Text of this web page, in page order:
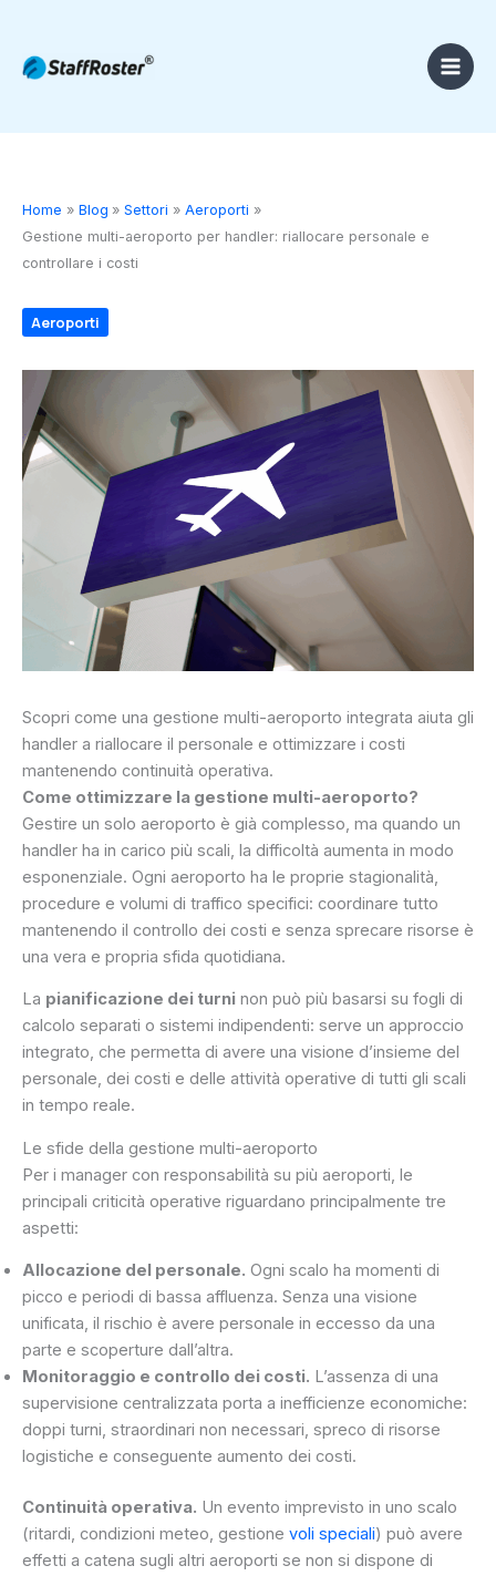
contenuto
Home Blog Settori
Aeroporti
Gestione multi-aeroporto per handler: riallocare personale e
controllare i costi
Aeroporti
Scopri come una gestione multi-aeroporto integrata aiuta gli
handler a riallocare il personale e ottimizzare i costi
mantenendo continuità operativa.
Come ottimizzare la gestione multi-aeroporto?
Gestire un solo aeroporto è già complesso, ma quando un
handler ha in carico più scali, la difficoltà aumenta in modo
esponenziale. Ogni aeroporto ha le proprie stagionalità,
procedure e volumi di traffico specifici: coordinare tutto
mantenendo il controllo dei costi e senza sprecare risorse è
una vera e propria sfida quotidiana.
La pianificazione dei turni non può più basarsi su fogli di
calcolo separati o sistemi indipendenti: serve un approccio
integrato, che permetta di avere una visione d’insieme del
personale, dei costi e delle attività operative di tutti gli scali
in tempo reale.
Le sfide della gestione multi-aeroporto
Per i manager con responsabilità su più aeroporti, le
principali criticità operative riguardano principalmente tre
aspetti:
Allocazione del personale. Ogni scalo ha momenti di
picco e periodi di bassa affluenza. Senza una visione
unificata, il rischio è avere personale in eccesso da una
parte e scoperture dall’altra.
Monitoraggio e controllo dei costi. L’assenza di una
supervisione centralizzata porta a inefficienze economiche:
doppi turni, straordinari non necessari, spreco di risorse
logistiche e conseguente aumento dei costi.
Continuità operativa. Un evento imprevisto in uno scalo
(ritardi, condizioni meteo, gestione voli speciali) può avere
effetti a catena sugli altri aeroporti se non si dispone di